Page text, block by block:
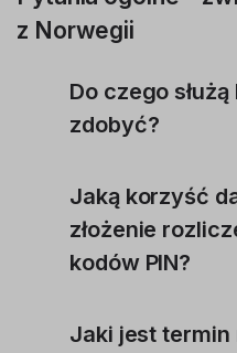
z Norwegii
Do czego
zdobyć?
Jaką korzyść
złożenie
kodów PIN?
Jaki jest termin